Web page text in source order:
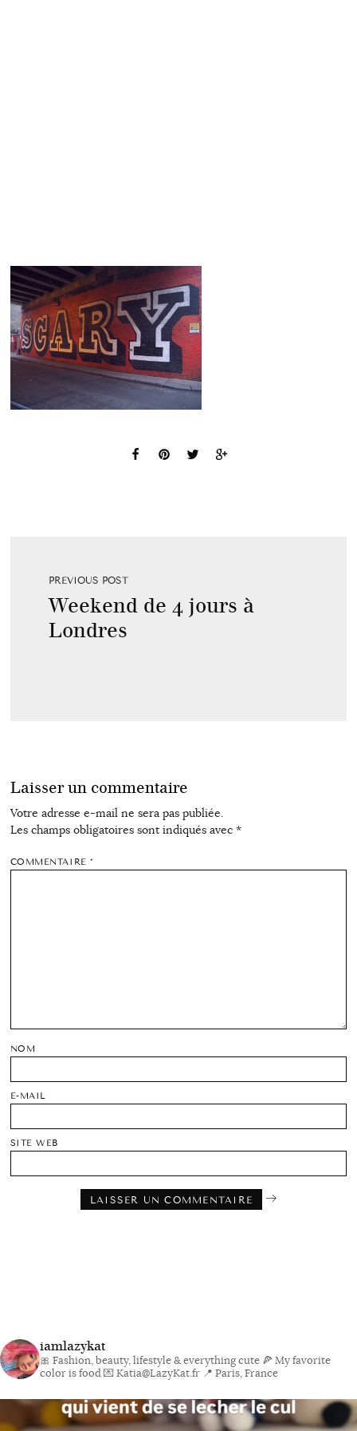
PREVIOUS POST
Weekend de 4 jours à
Londres
Laisser un commentaire
Votre adresse e-mail ne sera pas publiée.
Les champs obligatoires sont indiqués avec *
COMMENTAIRE*
NOM
E-MAIL
SITE WEB
iamlazykat
🎀 Fashion, beauty, lifestyle & everything cute 🍕 My favorite
color is food💌 Katia@LazyKat.fr 📍 Paris, France